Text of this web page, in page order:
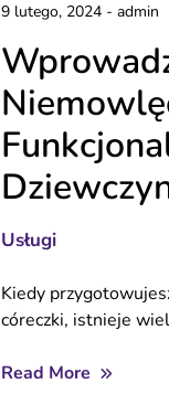
9 lutego, 2024- admin
Usługi
Kiedy
córeczki, istnieje
Read More